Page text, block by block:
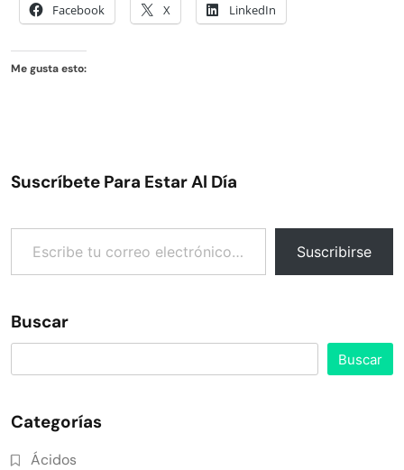
Facebook X LinkedIn
Me gusta esto:
Suscríbete Para Estar Al Día
Escribe tu correo electrónico…
Suscribirse
Buscar
Buscar
Categorías
Ácidos